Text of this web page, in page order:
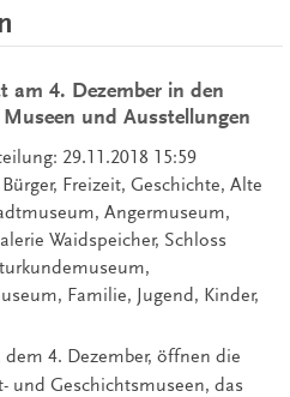
am 4. Dezember in den
und Ausstellungen
29.11.2018 15:59
Freizeit, Geschichte, Alte
Angermuseum,
Waidspeicher, Schloss
Familie, Jugend, Kinder,
4. Dezember, öffnen die
und Geschichtsmuseen, das